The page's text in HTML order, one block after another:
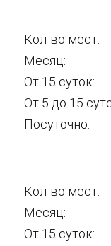
Кол-во мест:
Месяц:
От 15 суток:
От 5 до 15
Посуточно:
Кол-во мест:
Месяц:
От 15 суток: